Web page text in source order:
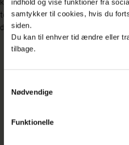
indhold og vise funktioner fra
samtykker til cookies, hvis du
siden.
Du kan til enhver tid ændre eller
tilbage.
Nødvendige
Funktionelle
tog kontrollen med minen tilbage. Det
det betyder, at pengene nu bliver i